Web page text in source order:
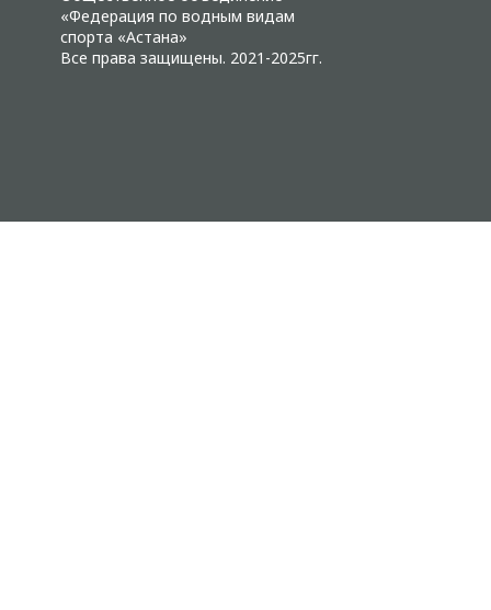
«Федерация по водным видам
спорта «Астана»
Все права защищены. 2021-2025гг.